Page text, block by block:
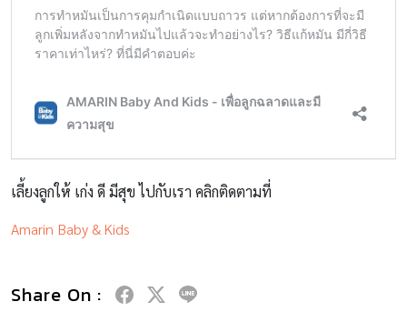
เลี้ยงลูกให้ เก่ง ดี มีสุข ไปกับเรา คลิกติดตามที่
Amarin Baby & Kids
Share On :